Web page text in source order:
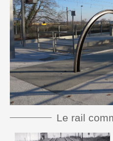
Le rail